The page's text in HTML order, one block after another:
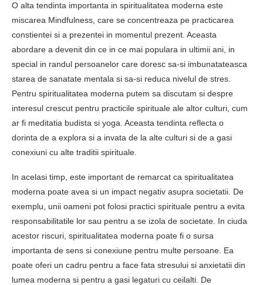
O alta tendinta importanta in spiritualitatea moderna este
miscarea Mindfulness, care se concentreaza pe practicarea
constientei si a prezentei in momentul prezent. Aceasta
abordare a devenit din ce in ce mai populara in ultimii ani, in
special in randul persoanelor care doresc sa-si imbunatateasca
starea de sanatate mentala si sa-si reduca nivelul de stres.
Pentru spiritualitatea moderna putem sa discutam si despre
interesul crescut pentru practicile spirituale ale altor culturi, cum
ar fi meditatia budista si yoga. Aceasta tendinta reflecta o
dorinta de a explora si a invata de la alte culturi si de a gasi
conexiuni cu alte traditii spirituale.
In acelasi timp, este important de remarcat ca spiritualitatea
moderna poate avea si un impact negativ asupra societatii. De
exemplu, unii oameni pot folosi practici spirituale pentru a evita
responsabilitatile lor sau pentru a se izola de societate. In ciuda
acestor riscuri, spiritualitatea moderna poate fi o sursa
importanta de sens si conexiune pentru multe persoane. Ea
poate oferi un cadru pentru a face fata stresului si anxietatii din
lumea moderna si pentru a gasi legaturi cu ceilalti. De